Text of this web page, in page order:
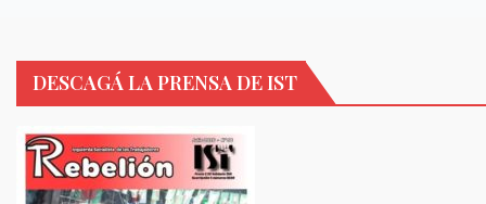
DESCAGÁ LA PRENSA DE IST